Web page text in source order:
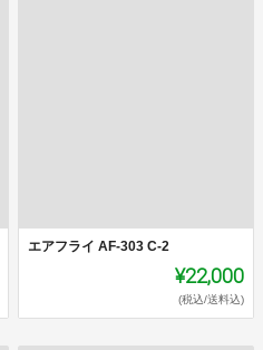
エアフライ AF-303 C-2
¥22,000
(税込/送料込)